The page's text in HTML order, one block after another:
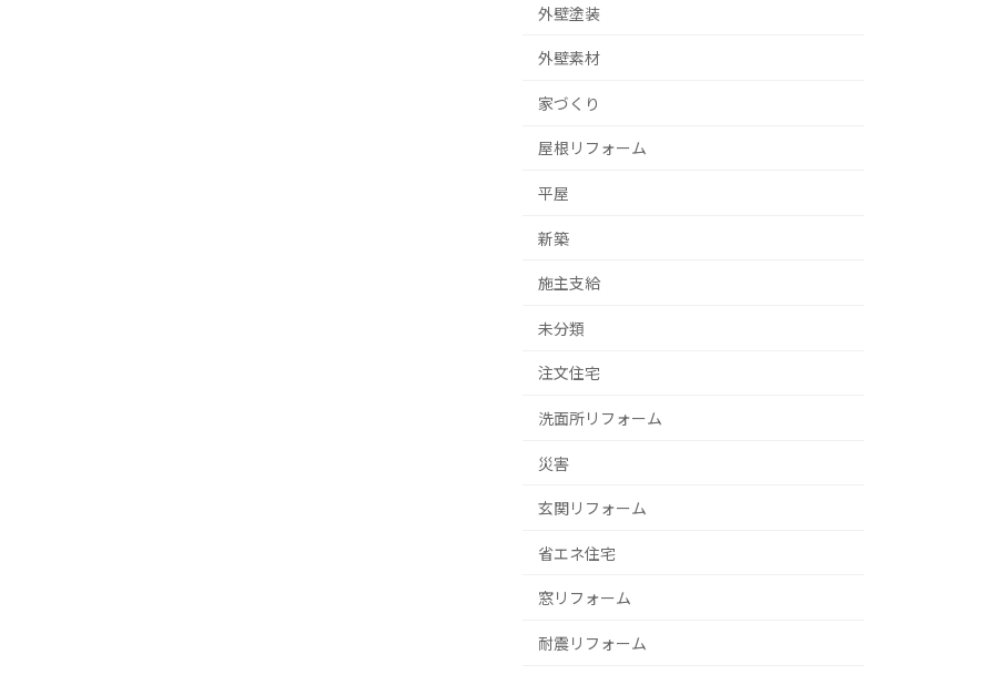
外壁塗装
外壁素材
家づくり
屋根リフォーム
平屋
新築
施主支給
未分類
注文住宅
洗面所リフォーム
災害
玄関リフォーム
省エネ住宅
窓リフォーム
耐震リフォーム